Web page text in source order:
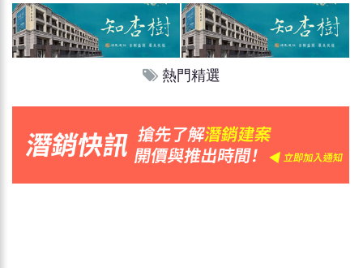
熱門精選